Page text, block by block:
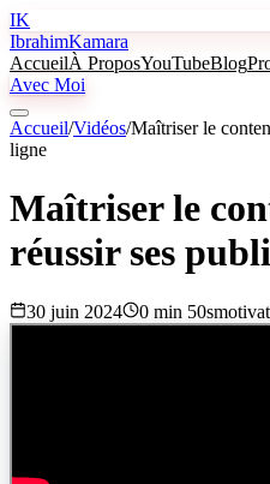
IK
IbrahimKamara
AccueilÀ ProposYouTubeBlog
Avec Moi
Accueil/Vidéos/Maîtriser le
ligne
Maîtriser le
réussir ses
30 juin 2024 0 min 50s